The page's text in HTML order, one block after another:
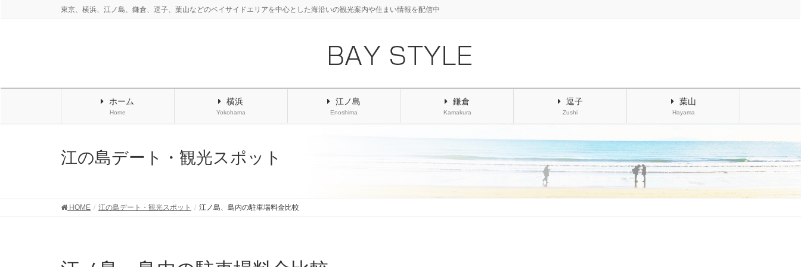
東京、横浜、江ノ島、鎌倉、逗子、葉山などのベイサイドエリアを中心とした海沿いの観光案内や住まい情報を配信中
ホーム
Home
横浜
Yokohama
江ノ島
Enoshima
鎌倉
Kamakura
逗子
Zushi
葉山
Hayama
江の島デート・観光スポット
HOME 江の島デート・観光スポット 江ノ島、島内の駐車場料金比較